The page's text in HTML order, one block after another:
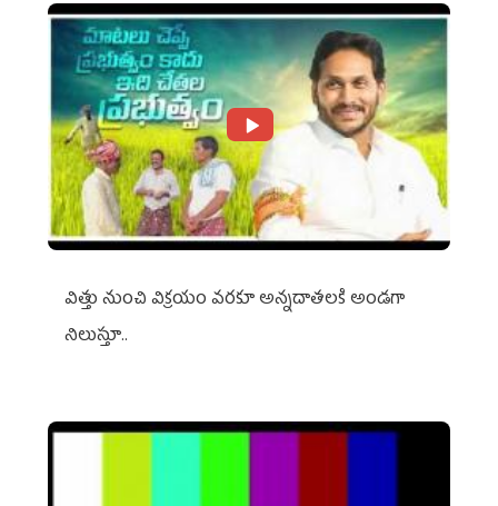
విత్తు నుంచి విక్రయం వరకూ అన్నదాతలకి అండగా
నిలుస్తూ..